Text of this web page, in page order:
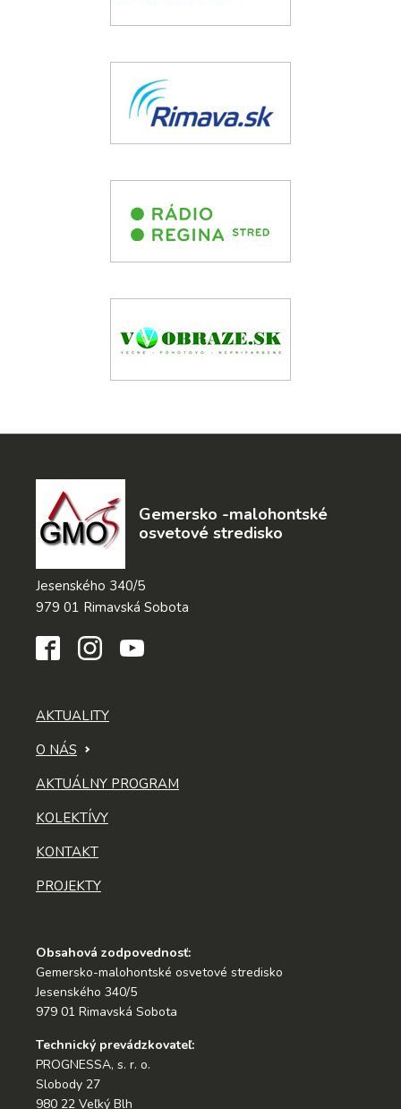
Gemersko -malohontské
osvetové stredisko
Jesenského 340/5
979 01 Rimavská Sobota
AKTUALITY
O NÁS
AKTUÁLNY PROGRAM
KOLEKTÍVY
KONTAKT
PROJEKTY
Obsahová zodpovednosť:
Gemersko-malohontské osvetové stredisko
Jesenského 340/5
979 01 Rimavská Sobota
Technický prevádzkovateľ:
PROGNESSA, s. r. o.
Slobody 27
980 22 Veľký Blh